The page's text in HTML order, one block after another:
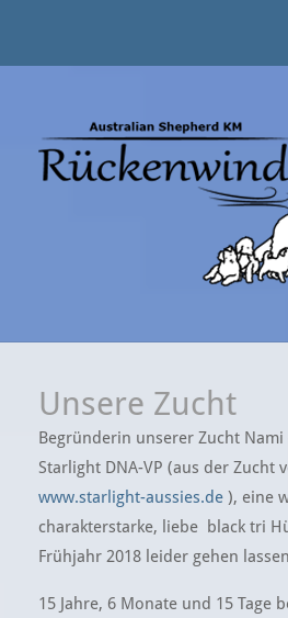
Unsere Zucht
Begründerin unserer Zucht
Starlight DNA-VP (aus der Zucht
www.starlight-aussies.de ), eine
charakterstarke, liebe black tri
Frühjahr 2018 leider gehen
15 Jahre, 6 Monate und 15 Tage